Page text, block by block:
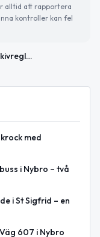
alltid att rapportera
kontroller kan fel
Nybro uppdaterar arkivregler för socialtjänstens handlingar
med
i Nybro – två
i St Sigfrid – en
607 i Nybro